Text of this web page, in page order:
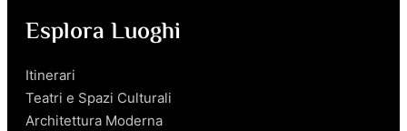
Esplora Luoghi
Itinerari
Teatri e Spazi Culturali
Architettura Moderna